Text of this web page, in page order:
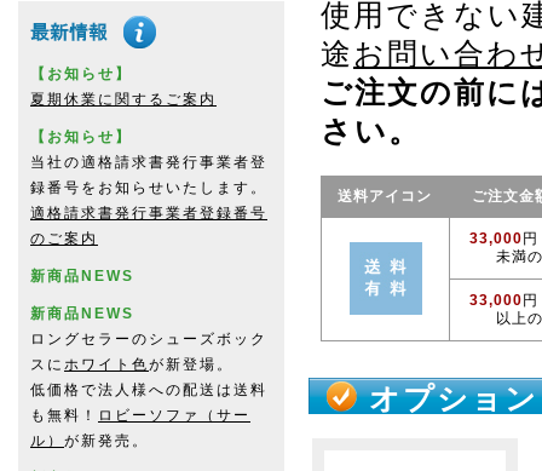
【お知らせ】
夏期休業に関するご案内
【お知らせ】
当社の適格請求書発行事業者登
録番号をお知らせいたします。
適格請求書発行事業者登録番号
のご案内
新商品NEWS
新商品NEWS
ロングセラーのシューズボック
スに ホワイト色が新登場。
低価格で法人様への配送は送料
も無料！
ロビーソファ（サー
ル） が新発売。
使用できない
途 お問い合わ
ご注文の前に
さい。
送料アイコン ご注文金
33,000
未満
33,000
以上
オプショ